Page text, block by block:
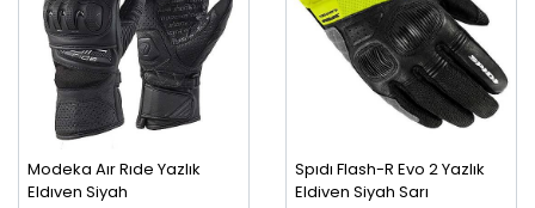
Modeka Aır Rıde Yazlık
Eldıven Siyah
Spıdı Flash-R Evo 2 Yazlık
Eldiven Siyah Sarı